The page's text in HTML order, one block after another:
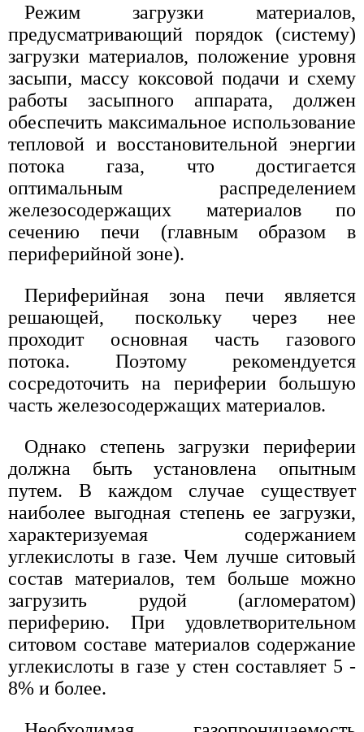
Режим загрузки материалов,
предусматривающий порядок (систему)
загрузки материалов, положение уровня
засыпи, массу коксовой подачи и схему
работы засыпного аппарата, должен
обеспечить максимальное использование
тепловой и восстановительной энергии
потока газа, что достигается
оптимальным распределением
железосодержащих материалов по
сечению печи (главным образом в
периферийной зоне).
Периферийная зона печи является
решающей, поскольку через нее
проходит основная часть газового
потока. Поэтому рекомендуется
сосредоточить на периферии большую
часть железосодержащих материалов.
Однако степень загрузки периферии
должна быть установлена опытным
путем. В каждом случае существует
наиболее выгодная степень ее загрузки,
характеризуемая содержанием
углекислоты в газе. Чем лучше ситовый
состав материалов, тем больше можно
загрузить рудой (агломератом)
периферию. При удовлетворительном
ситовом составе материалов содержание
углекислоты в газе у стен составляет 5 -
8% и более.